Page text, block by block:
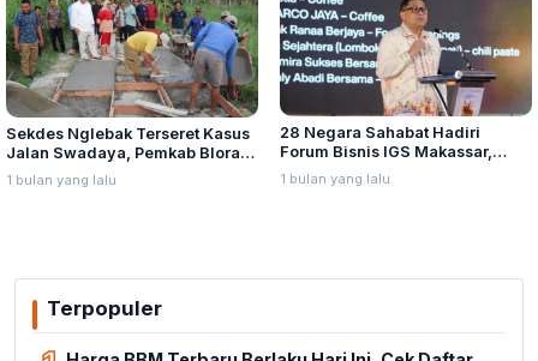
Sekdes Nglebak Terseret Kasus
Jalan Swadaya, Pemkab Blora
Sebut Pendampingan Hukum
Bukan Kewenangannya
1 bulan yang lalu
28 Negara Sahabat Hadiri
Forum Bisnis IGS Makassar,
Munafri Tawarkan Investasi
Stadion Untia
1 bulan yang lalu
Terpopuler